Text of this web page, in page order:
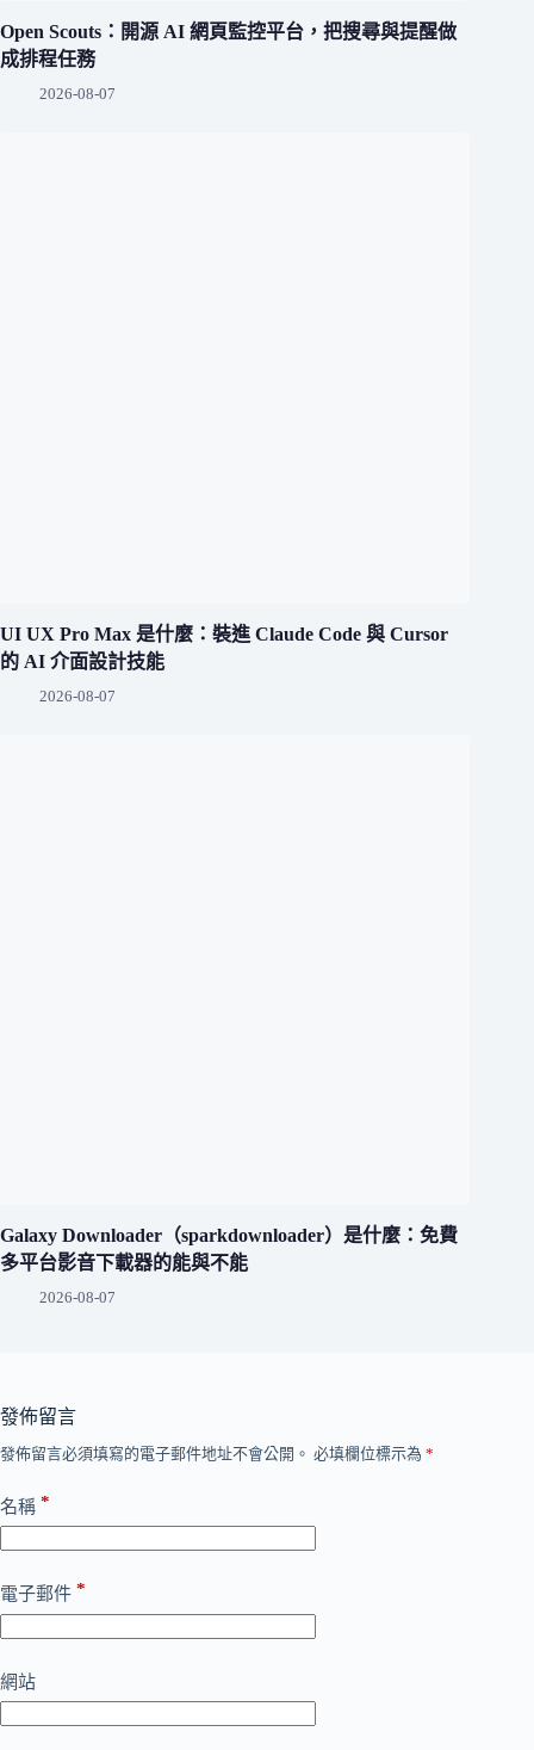
Open Scouts：開源 AI 網頁監控平台，把搜尋與提醒做
成排程任務
2026-08-07
UI UX Pro Max 是什麼：裝進 Claude Code 與 Cursor
的 AI 介面設計技能
2026-08-07
Galaxy Downloader（sparkdownloader）是什麼：免費
多平台影音下載器的能與不能
2026-08-07
發佈留言
發佈留言必須填寫的電子郵件地址不會公開。 必填欄位標示為 *
名稱 *
電子郵件 *
網站